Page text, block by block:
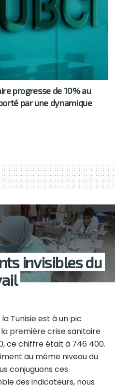
progresse de 10% au
par une dynamique
invisibles du
Tunisie est à un pic
première crise sanitaire
ce chiffre était à 746 400.
au même niveau du
conjuguons ces
des indicateurs, nous